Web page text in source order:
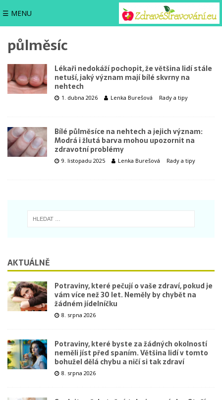
☰ MENU
půlměsíc
Lékaři nedokáží pochopit, že většina lidí stále
netuší, jaký význam mají bílé skvrny na
nehtech
1. dubna 2026 Lenka Burešová Rady a tipy
Bílé půlměsíce na nehtech a jejich význam:
Modrá i žlutá barva mohou upozornit na
zdravotní problémy
9. listopadu 2025 Lenka Burešová Rady a tipy
AKTUÁLNĚ
Potraviny, které pečují o vaše zdraví, pokud je
vám více než 30 let. Neměly by chybět na
žádném jídelníčku
8. srpna 2026
Potraviny, které byste za žádných okolností
neměli jíst před spaním. Většina lidí v tomto
bohužel dělá chybu a ničí si tak zdraví
8. srpna 2026